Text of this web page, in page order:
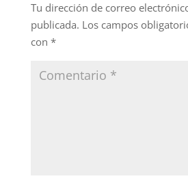
Tu dirección de correo
publicada. Los campos
con *